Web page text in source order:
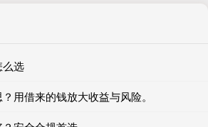
么选
用借来的钱放大收益与风险。